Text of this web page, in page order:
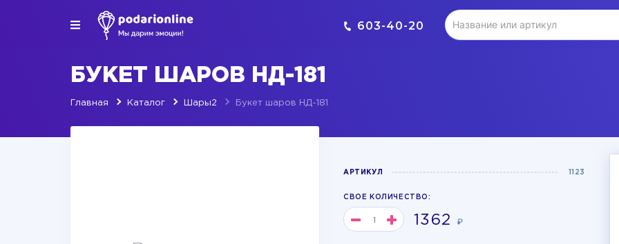
603-40-20
БУКЕТ ШАРОВ НД-181
Главная Каталог Шары2 Букет шаров НД-181
АРТИКУЛ 1123
СВОЕ КОЛИЧЕСТВО:
1362 ₽